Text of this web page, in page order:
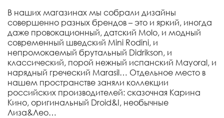
В наших магазинах мы собрали дизайны
совершенно разных брендов – это и яркий, иногда
даже провокационный, датский Molo, и модный
современный шведский Mini Rodini, и
непромокаемый брутальный Didrikson, и
классический, порой нежный испанский Mayoral, и
нарядный греческий Marasil… Отдельное место в
нашем пространстве заняли коллекции
российских производителей: сказочная Карина
Кино, оригинальный Droid&I, необычные
Лиза&Лео…